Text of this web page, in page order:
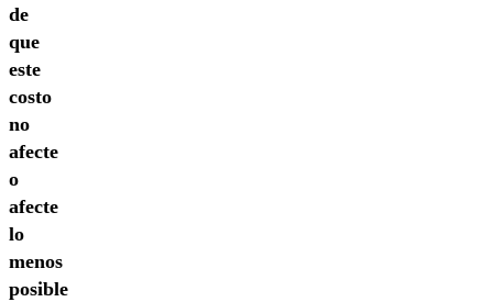
de
que
este
costo
no
afecte
o
afecte
lo
menos
posible